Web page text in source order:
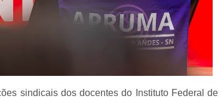
sindicais dos docentes do Instituto Federal de